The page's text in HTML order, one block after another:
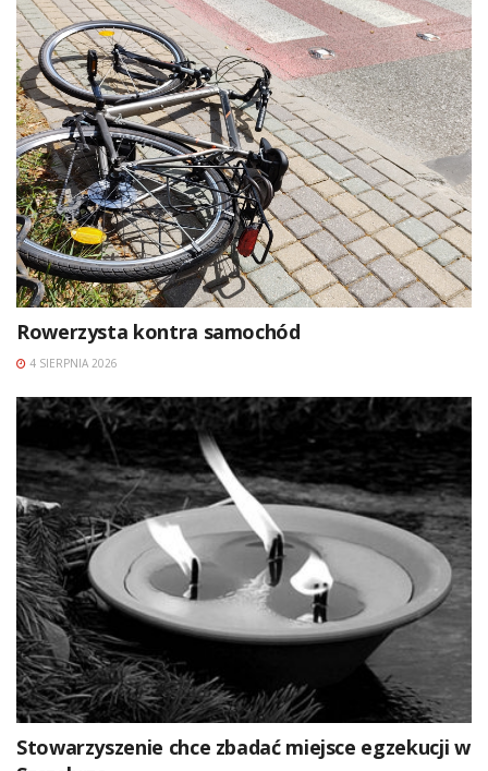
Rowerzysta kontra samochód
4 SIERPNIA 2026
Stowarzyszenie chce zbadać miejsce egzekucji w